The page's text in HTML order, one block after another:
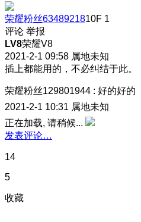
荣耀粉丝6348921810F 1
评论 举报
LV8荣耀V8
2021-2-1 09:58 属地未知
插上都能用的，不必纠结于此。
荣耀粉丝129801944 : 好的好的
2021-2-1 10:31 属地未知
正在加载, 请稍候...
发表评论…
14
5
收藏